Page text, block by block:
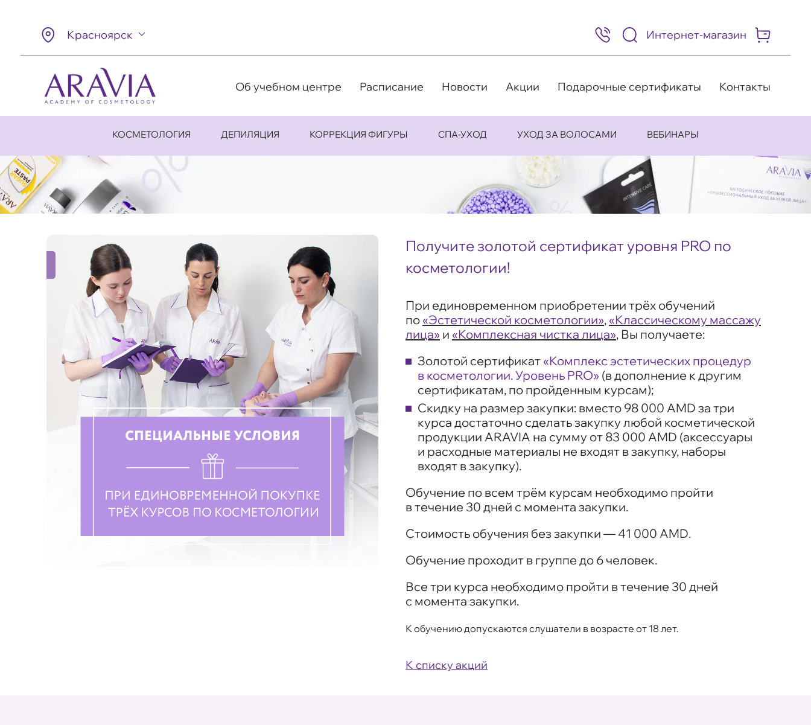
Красноярск
8
(495)
505-
98
Интернет-магазин
Об учебном центре Расписание Новости Акции Подарочные сертификаты Контакты
КОСМЕТОЛОГИЯ ДЕПИЛЯЦИЯ КОРРЕКЦИЯ ФИГУРЫ СПА-УХОД УХОД ЗА ВОЛОСАМИ ВЕБИНАРЫ
Получите золотой сертификат уровня PRO по
косметологии!
При единовременном приобретении трёх обучений
по «Эстетической косметологии», «Классическому массажу
лица» и «Комплексная чистка лица», Вы получаете:
Золотой сертификат «Комплекс эстетических процедур
в косметологии. Уровень PRO» (в дополнение к другим
сертификатам, по пройденным курсам);
Скидку на размер закупки: вместо 98 000 AMD за три
курса достаточно сделать закупку любой косметической
продукции ARAVIA на сумму от 83 000 AMD (аксессуары
и расходные материалы не входят в закупку, наборы
входят в закупку).
Обучение по всем трём курсам необходимо пройти
в течение 30 дней с момента закупки.
Стоимость обучения без закупки — 41 000 AMD.
Обучение проходит в группе до 6 человек.
Все три курса необходимо пройти в течение 30 дней
с момента закупки.
К обучению допускаются слушатели в возрасте от 18 лет.
К списку акций